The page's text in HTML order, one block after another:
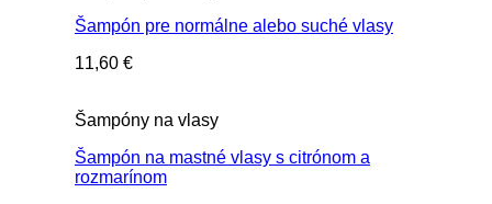
Šampón pre normálne alebo suché vlasy
11,60 €
Šampóny na vlasy
Šampón na mastné vlasy s citrónom a
rozmarínom